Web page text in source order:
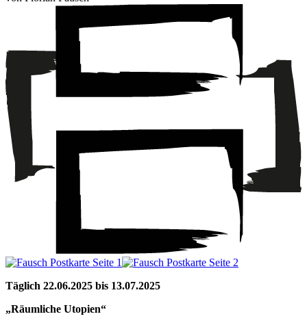
Täglich 22.06.2025 bis 13.07.2025
„Räumliche Utopien“